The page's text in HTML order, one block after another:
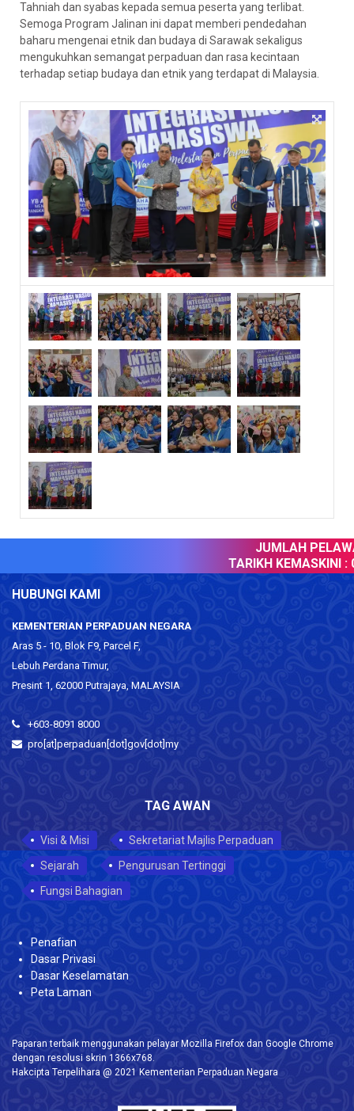
Tahniah dan syabas kepada semua peserta yang terlibat.
Semoga Program Jalinan ini dapat memberi pendedahan
baharu mengenai etnik dan budaya di Sarawak sekaligus
mengukuhkan semangat perpaduan dan rasa kecintaan
terhadap setiap budaya dan etnik yang terdapat di Malaysia.
JUMLAH
TARIKH KEMASKINI :
HUBUNGI KAMI
KEMENTERIAN PERPADUAN NEGARA
Aras 5 - 10, Blok F9, Parcel F,
Lebuh Perdana Timur,
Presint 1, 62000 Putrajaya, MALAYSIA
+603-8091 8000
pro[at]perpaduan[dot]gov[dot]my
TAG AWAN
Visi & Misi
Sekretariat Majlis Perpaduan
Sejarah
Pengurusan Tertinggi
Fungsi Bahagian
Penafian
Dasar Privasi
Dasar Keselamatan
Peta Laman
Paparan terbaik menggunakan pelayar Mozilla Firefox dan Google Chrome
dengan resolusi skrin 1366x768.
Hakcipta Terpelihara @ 2021 Kementerian Perpaduan Negara